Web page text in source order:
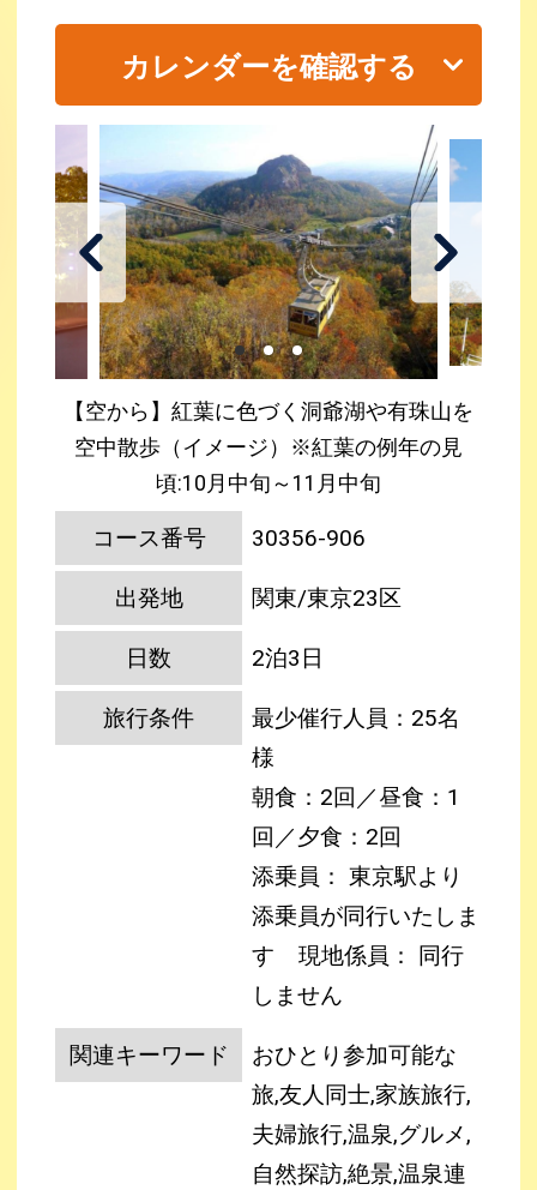
カレンダーを確認する
【空から】紅葉に色づく洞爺湖や有珠山を
空中散歩（イメージ）※紅葉の例年の見
頃:10月中旬～11月中旬
コース番号 30356-906
出発地 関東/東京23区
日数 2泊3日
旅行条件
最少催行人員：25名
様
朝食：2回／昼食：1
回／夕食：2回
添乗員： 東京駅より
添乗員が同行いたしま
す
現地係員： 同行
しません
関連キーワード
おひとり参加可能な
旅,友人同士,家族旅行,
夫婦旅行,温泉,グルメ,
自然探訪,絶景,温泉連